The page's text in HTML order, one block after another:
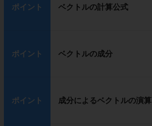
ポイント ベクトルの計算公式
ポイント ベクトルの成分
ポイント 成分によるベクトルの演算